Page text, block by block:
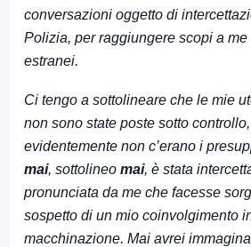
conversazioni oggetto di
Polizia, per raggiungere scopi a
estranei.
Ci tengo a sottolineare che le mie
non sono state poste sotto
evidentemente non c’erano i
mai, sottolineo mai, è stata
pronunciata da me che facesse
sospetto di un mio coinvolgimento
macchinazione. Mai avrei